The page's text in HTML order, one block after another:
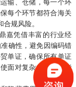
输、仓储，每一个环
每个环节都符合海关
规风险。
凭借丰富的行业经
确性，避免因编码错
单证，确保所有单证
面对复杂货物，也能